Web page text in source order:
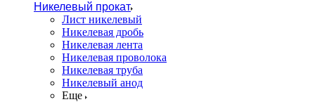
Никелевый прокат
Лист никелевый
Никелевая дробь
Никелевая лента
Никелевая проволока
Никелевая труба
Никелевый анод
Еще